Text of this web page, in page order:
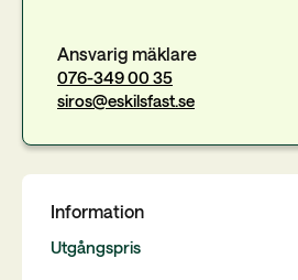
Ansvarig mäklare
076-349 00 35
siros@eskilsfast.se
Information
Utgångspris